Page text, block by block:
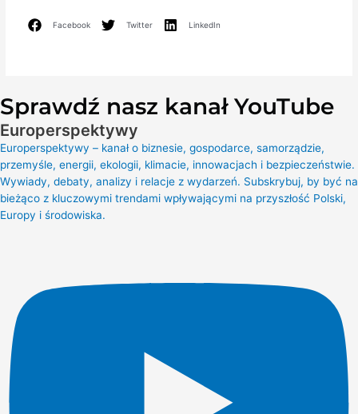
Facebook Twitter LinkedIn
Sprawdź nasz kanał YouTube
Europerspektywy
Europerspektywy – kanał o biznesie, gospodarce, samorządzie,
przemyśle, energii, ekologii, klimacie, innowacjach i bezpieczeństwie.
Wywiady, debaty, analizy i relacje z wydarzeń. Subskrybuj, by być na
bieżąco z kluczowymi trendami wpływającymi na przyszłość Polski,
Europy i środowiska.